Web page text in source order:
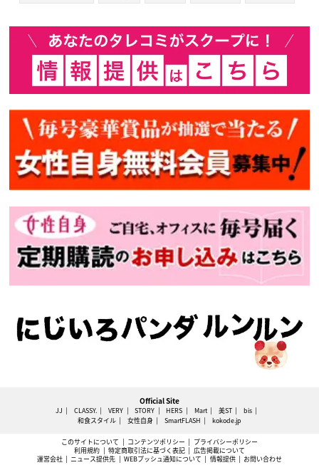
Official Site
JJ CLASSY. VERY STORY HERS Mart 美ST
bis
和食スタイル
女性自身 SmartFLASH kokode.jp
このサイトについて コンテンツポリシー
プライバシーポリシー
利用規約
特定商取引法に基づく表記
広告掲載について
運営会社
ニュース提供先 WEBプッシュ通知について 情報提供 お問い合わせ